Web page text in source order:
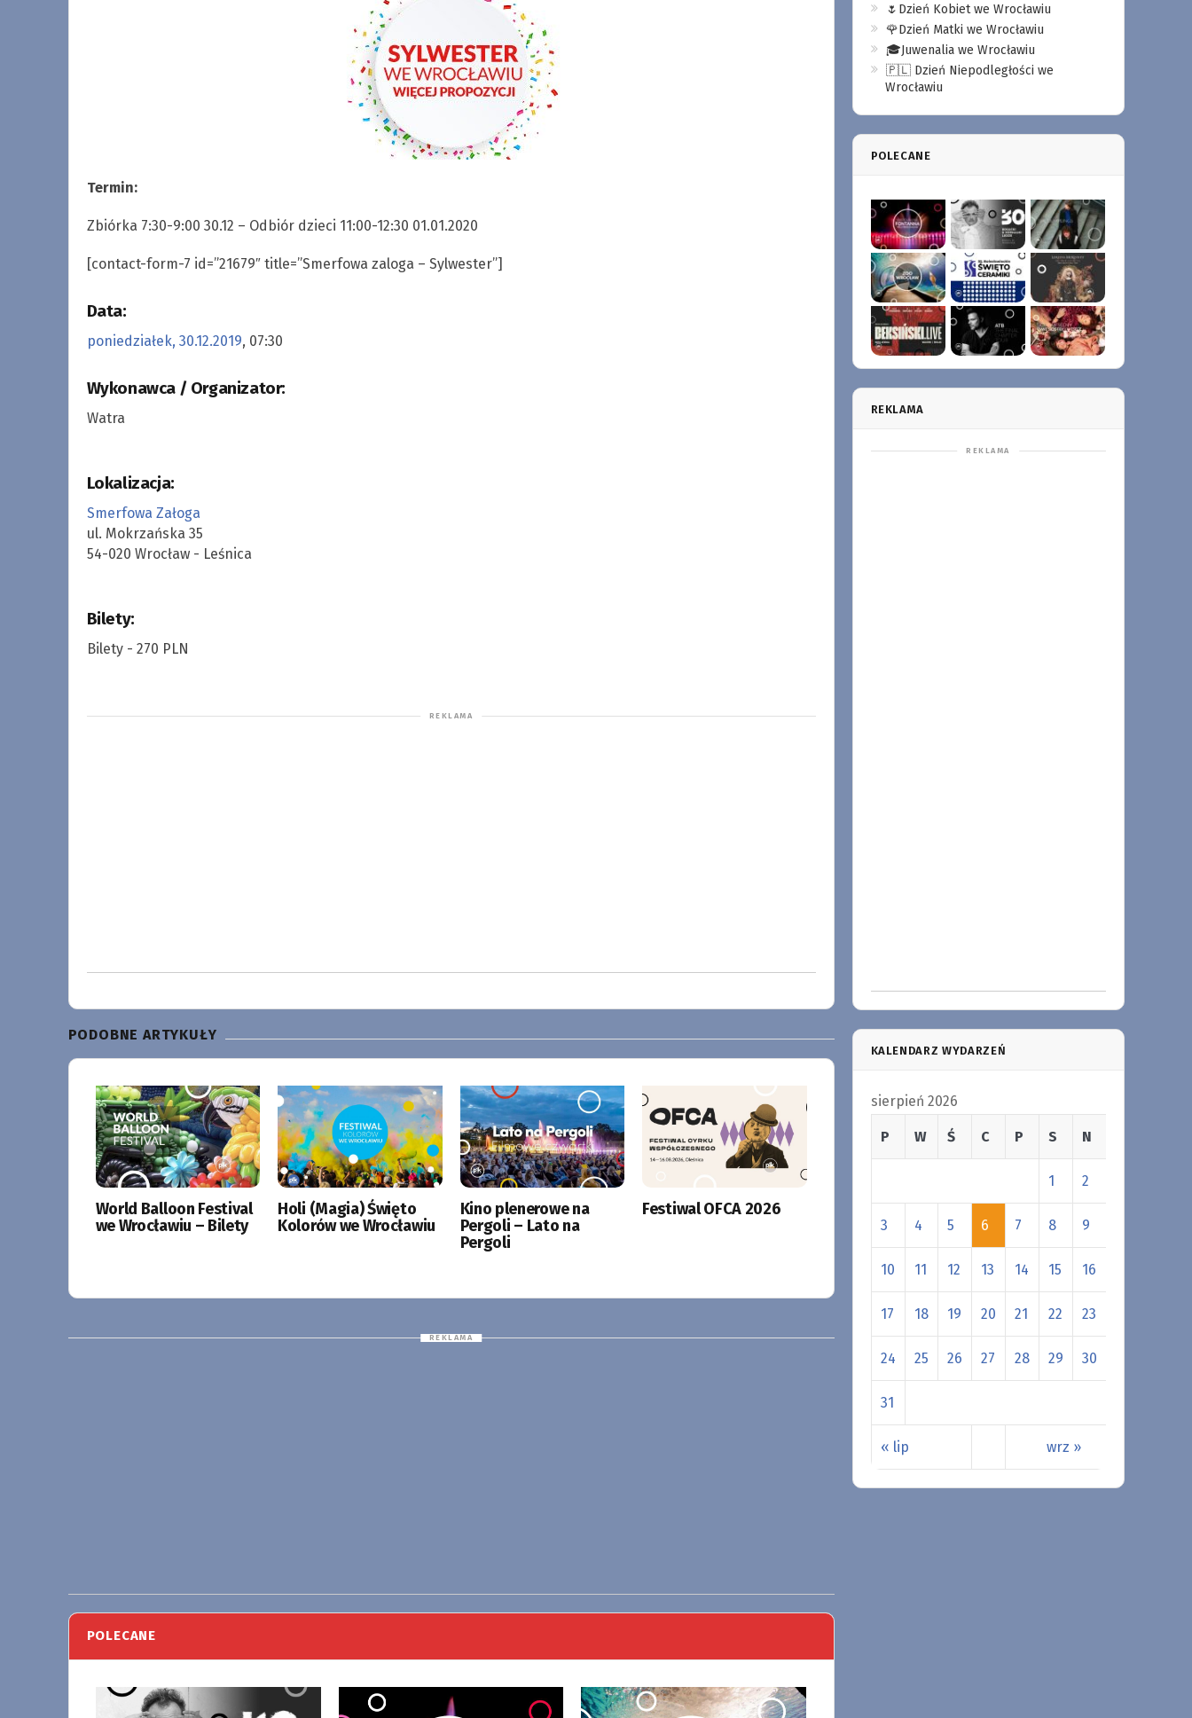
Termin:
Zbiórka 7:30-9:00 30.12 – Odbiór dzieci 11:00-12:30 01.01.2020
[contact-form-7 id=”21679″ title=”Smerfowa zaloga – Sylwester”]
Data:
poniedziałek, 30.12.2019, 07:30
Wykonawca / Organizator:
Watra
Lokalizacja:
Smerfowa Załoga
ul. Mokrzańska 35
54-020 Wrocław - Leśnica
Bilety:
Bilety - 270 PLN
PODOBNE ARTYKUŁY
World Balloon Festival
we Wrocławiu – Bilety
Holi (Magia) Święto
Kolorów we Wrocławiu
Kino plenerowe na
Pergoli – Lato na
Pergoli
Festiwal OFCA 2026
POLECANE
🌷Dzień Kobiet we Wrocławiu
🌹Dzień Matki we Wrocławiu
🎓Juwenalia we Wrocławiu
🇵🇱 Dzień Niepodległości we
Wrocławiu
POLECANE
REKLAMA
KALENDARZ WYDARZEŃ
sierpień 2026
P W Ś C P S N
« lip wrz »
1 2
3 4 5 6 7 8 9
10 11 12 13 14 15 16
17 18 19 20 21 22 23
24 25 26 27 28 29 30
31